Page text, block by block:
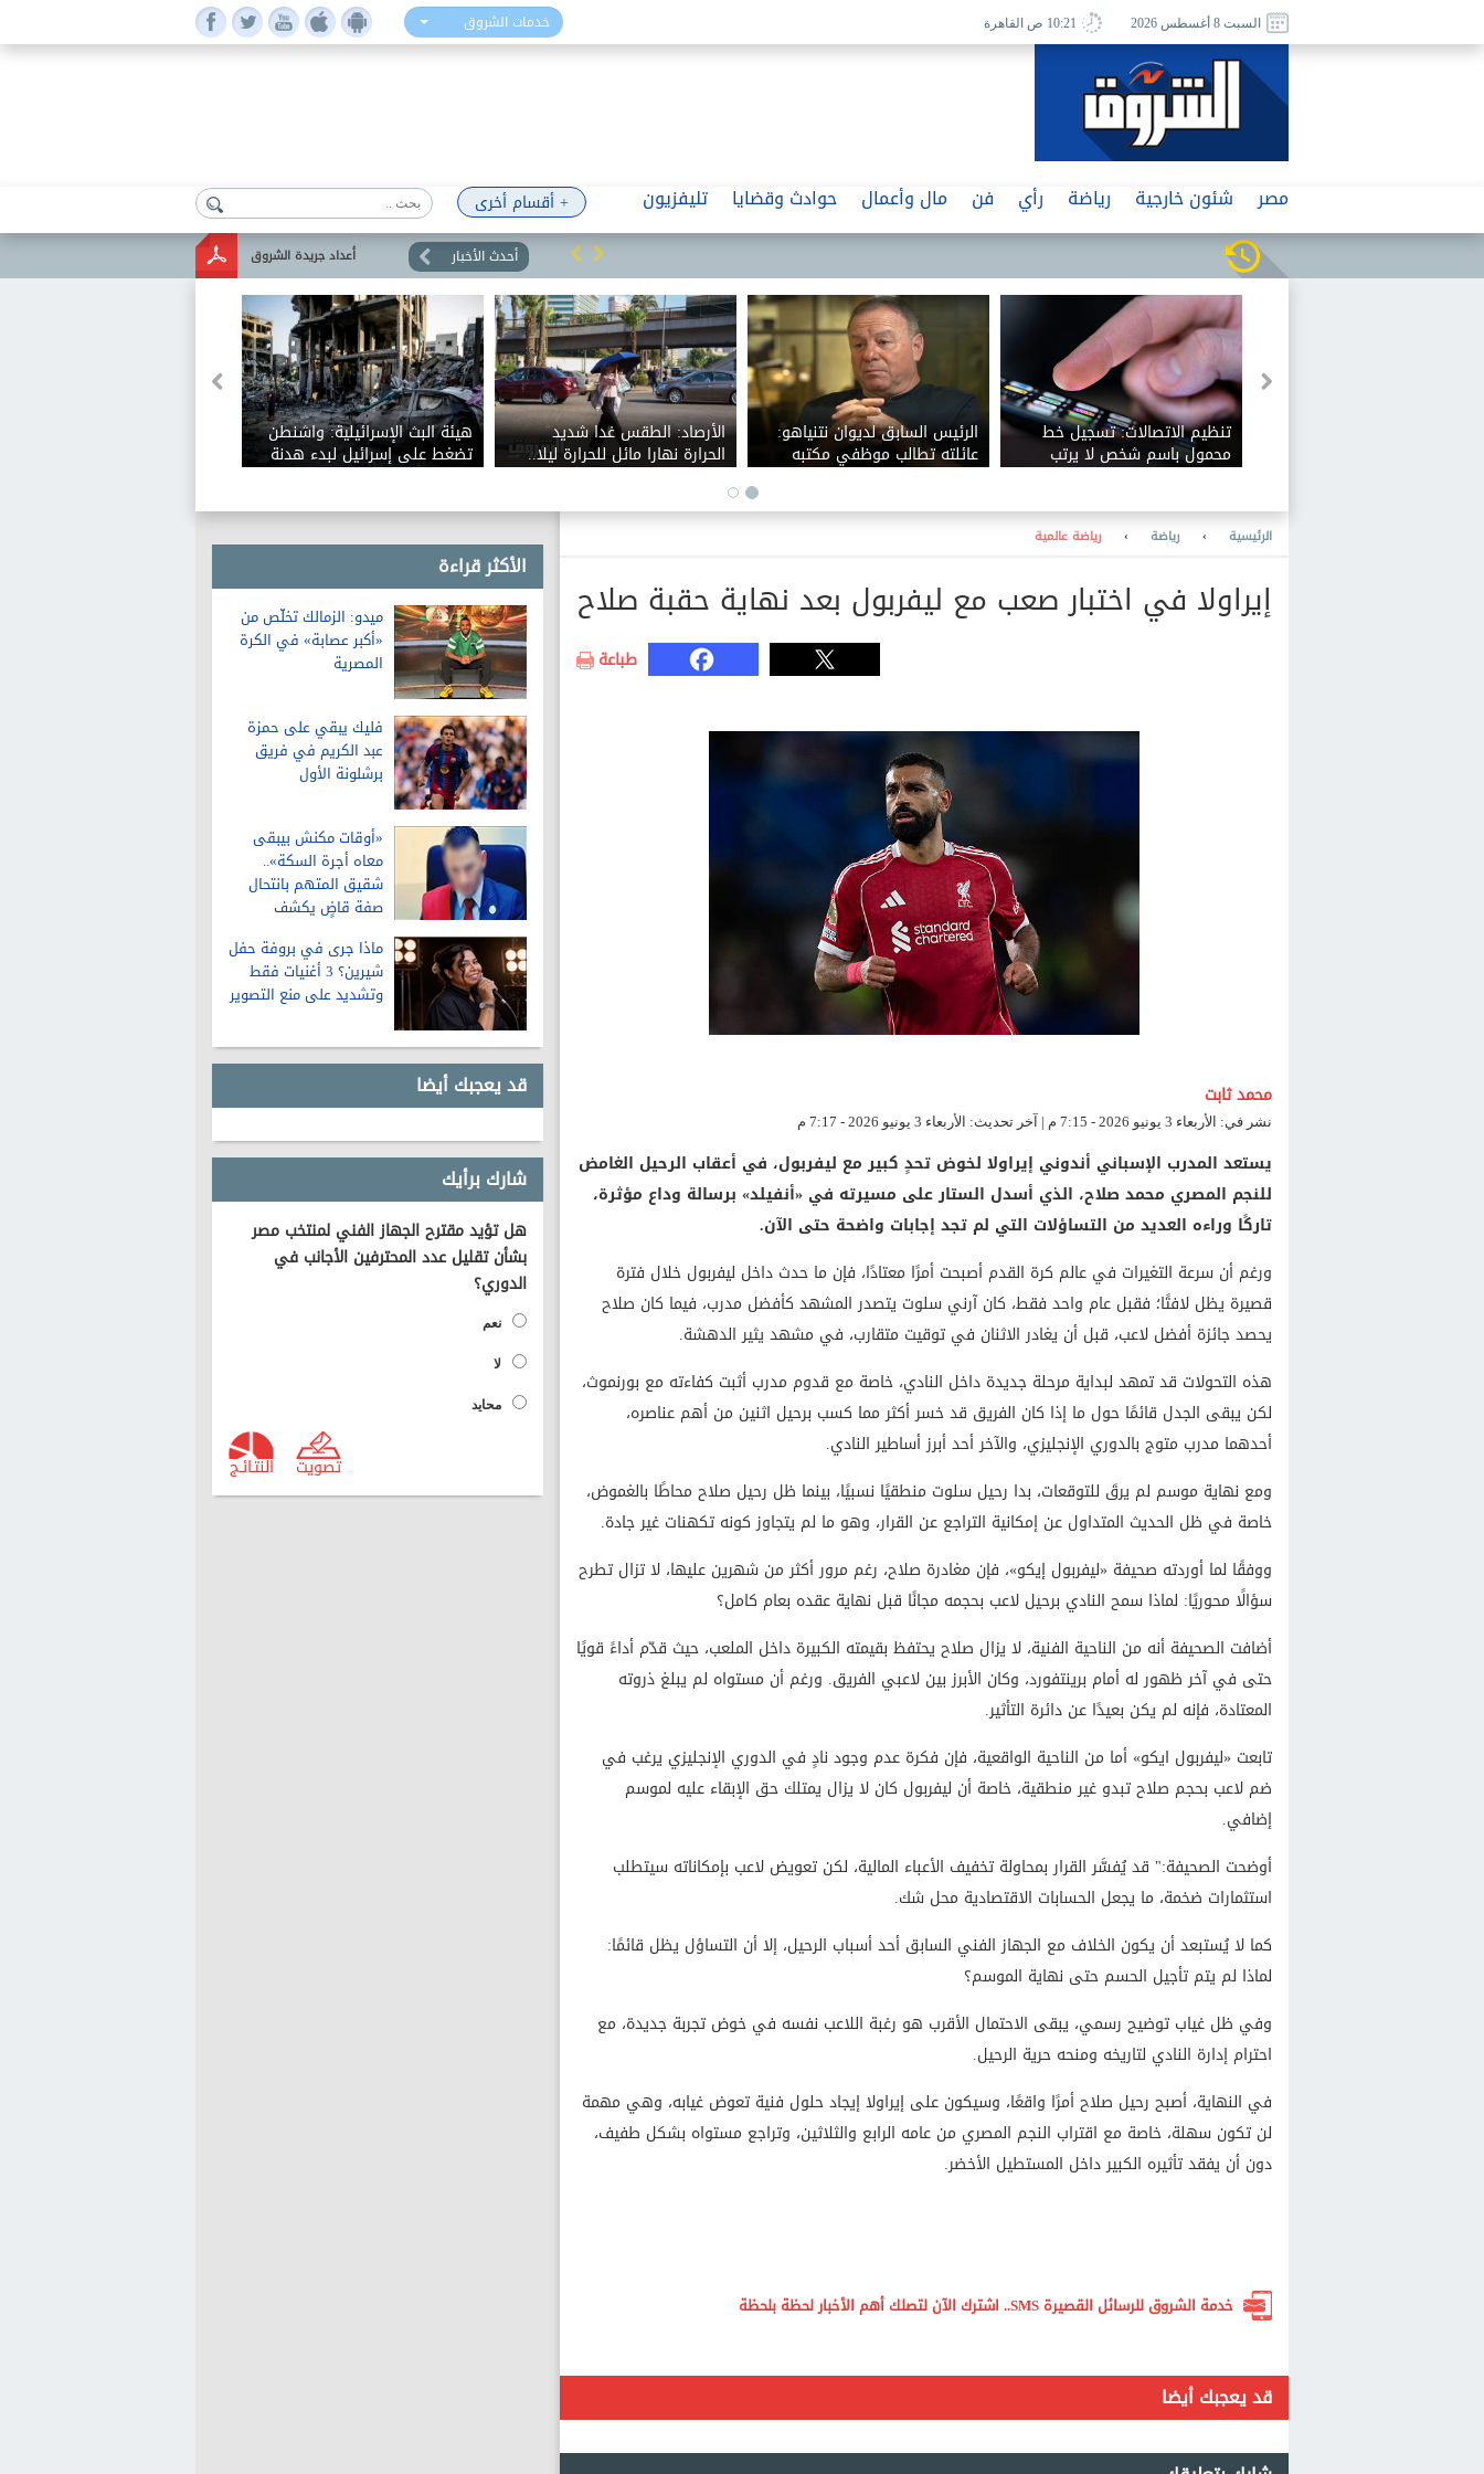
خدمات الشروق السبت 8 أغسطس 2026 10:21 ص القاهرة
+ أقسام أخرى مصر شئون خارجية رياضة رأي فن مال وأعمال حوادث وقضايا تليفزيون
أعداد جريدة الشروق أحدث الأخبار
تنظيم الاتصالات: تسجيل خط
محمول باسم شخص لا يرتب
مسئوليته عن الأفعال التي تتم
الرئيس السابق لديوان نتنياهو:
عائلته تطالب موظفي مكتبه
بالولاء الشخصي وتتدخل في
الأرصاد: الطقس غدا شديد
الحرارة نهارا مائل للحرارة ليلا..
والعظمى بالقاهرة 36
هيئة البث الإسرائيلية: واشنطن
تضغط على إسرائيل لبدء هدنة
في غزة
الأكثر قراءة
ميدو: الزمالك تخلّص من
«أكبر عصابة» في الكرة
المصرية
فليك يبقي على حمزة
عبد الكريم في فريق
برشلونة الأول
«أوقات مكنش بيبقى
معاه أجرة السكة»..
شقيق المتهم بانتحال
صفة قاضٍ يكشف
الواقعة
ماذا جرى في بروفة حفل
شيرين؟ 3 أغنيات فقط
وتشديد على منع التصوير
قد يعجبك أيضا
شارك برأيك
هل تؤيد مقترح الجهاز الفني لمنتخب مصر
بشأن تقليل عدد المحترفين الأجانب في
الدوري؟
نعم
لا
محايد
النتـائـج تصويت
الرئيسية › رياضة › رياضة عالمية
إيراولا في اختبار صعب مع ليفربول بعد نهاية حقبة صلاح
طباعة
محمد ثابت
نشر في: الأربعاء 3 يونيو 2026 - 7:15 م | آخر تحديث: الأربعاء 3 يونيو 2026 - 7:17 م
يستعد المدرب الإسباني أندوني إيراولا لخوض تحدٍ كبير مع ليفربول، في أعقاب الرحيل الغامض
للنجم المصري محمد صلاح، الذي أسدل الستار على مسيرته في «أنفيلد» برسالة وداع مؤثرة،
تاركًا وراءه العديد من التساؤلات التي لم تجد إجابات واضحة حتى الآن.
ورغم أن سرعة التغيرات في عالم كرة القدم أصبحت أمرًا معتادًا، فإن ما حدث داخل ليفربول خلال فترة
قصيرة يظل لافتًا؛ فقبل عام واحد فقط، كان آرني سلوت يتصدر المشهد كأفضل مدرب، فيما كان صلاح
يحصد جائزة أفضل لاعب، قبل أن يغادر الاثنان في توقيت متقارب، في مشهد يثير الدهشة.
هذه التحولات قد تمهد لبداية مرحلة جديدة داخل النادي، خاصة مع قدوم مدرب أثبت كفاءته مع بورنموث،
لكن يبقى الجدل قائمًا حول ما إذا كان الفريق قد خسر أكثر مما كسب برحيل اثنين من أهم عناصره،
أحدهما مدرب متوج بالدوري الإنجليزي، والآخر أحد أبرز أساطير النادي.
ومع نهاية موسم لم يرقَ للتوقعات، بدا رحيل سلوت منطقيًا نسبيًا، بينما ظل رحيل صلاح محاطًا بالغموض،
خاصة في ظل الحديث المتداول عن إمكانية التراجع عن القرار، وهو ما لم يتجاوز كونه تكهنات غير جادة.
ووفقًا لما أوردته صحيفة «ليفربول إيكو»، فإن مغادرة صلاح، رغم مرور أكثر من شهرين عليها، لا تزال تطرح
سؤالًا محوريًا: لماذا سمح النادي برحيل لاعب بحجمه مجانًا قبل نهاية عقده بعام كامل؟
أضافت الصحيفة أنه من الناحية الفنية، لا يزال صلاح يحتفظ بقيمته الكبيرة داخل الملعب، حيث قدّم أداءً قويًا
حتى في آخر ظهور له أمام برينتفورد، وكان الأبرز بين لاعبي الفريق. ورغم أن مستواه لم يبلغ ذروته
المعتادة، فإنه لم يكن بعيدًا عن دائرة التأثير.
تابعت «ليفربول ايكو» أما من الناحية الواقعية، فإن فكرة عدم وجود نادٍ في الدوري الإنجليزي يرغب في
ضم لاعب بحجم صلاح تبدو غير منطقية، خاصة أن ليفربول كان لا يزال يمتلك حق الإبقاء عليه لموسم
إضافي.
أوضحت الصحيفة:" قد يُفسَّر القرار بمحاولة تخفيف الأعباء المالية، لكن تعويض لاعب بإمكاناته سيتطلب
استثمارات ضخمة، ما يجعل الحسابات الاقتصادية محل شك.
كما لا يُستبعد أن يكون الخلاف مع الجهاز الفني السابق أحد أسباب الرحيل، إلا أن التساؤل يظل قائمًا:
لماذا لم يتم تأجيل الحسم حتى نهاية الموسم؟
وفي ظل غياب توضيح رسمي، يبقى الاحتمال الأقرب هو رغبة اللاعب نفسه في خوض تجربة جديدة، مع
احترام إدارة النادي لتاريخه ومنحه حرية الرحيل.
في النهاية، أصبح رحيل صلاح أمرًا واقعًا، وسيكون على إيراولا إيجاد حلول فنية تعوض غيابه، وهي مهمة
لن تكون سهلة، خاصة مع اقتراب النجم المصري من عامه الرابع والثلاثين، وتراجع مستواه بشكل طفيف،
دون أن يفقد تأثيره الكبير داخل المستطيل الأخضر.
خدمة الشروق للرسائل القصيرة SMS.. اشترك الآن لتصلك أهم الأخبار لحظة بلحظة
قد يعجبك أيضا